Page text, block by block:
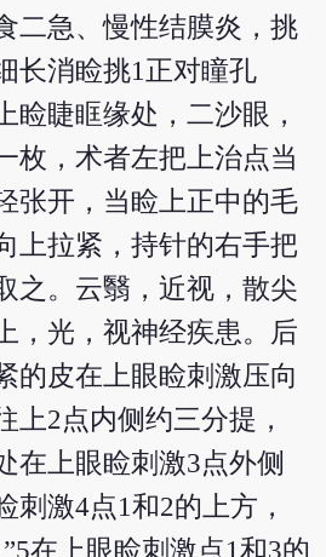
二急、慢性结膜炎，挑
长消睑挑1正对瞳孔
睑睫眶缘处，二沙眼，
枚，术者左把上治点当
张开，当睑上正中的毛
上拉紧，持针的右手把
之。云翳，近视，散尖
，光，视神经疾患。后
的皮在上眼睑刺激压向
上2点内侧约三分提，
在上眼睑刺激3点外侧
刺激4点1和2的上方，
在上眼睑刺激点1和3的